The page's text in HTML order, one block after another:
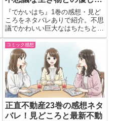
日常に癒やされる
『でかいはち』1巻の感想・見ど
ころをネタバレありで紹介。不思
議でかわいい巨大なはちたちとの
優しい日常や、人との心温まる交
流、癒やされる魅力を詳しくレビ
ューします。
コミック感想
正直不動産23巻の感想ネタ
バレ！見どころと最新不動